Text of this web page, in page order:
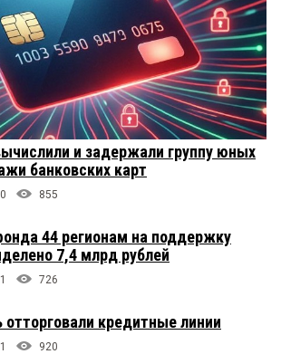
и задержали группу юных
банковских карт
0 855
44 регионам на поддержку
7,4 млрд рублей
1 726
отторговали кредитные линии
1 920